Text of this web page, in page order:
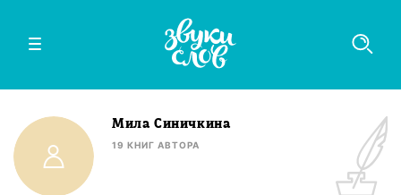
Мила Синичкина
19 КНИГ АВТОРА